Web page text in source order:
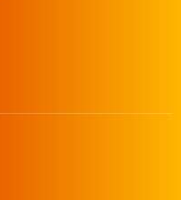
Tuổi Thọ Cao
năng lượng, và có
tay
lần so với đính cúc